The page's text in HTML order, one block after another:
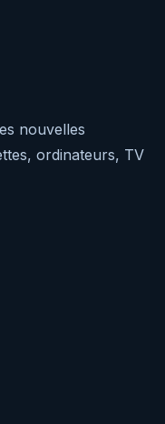
nouvelles
ordinateurs, TV